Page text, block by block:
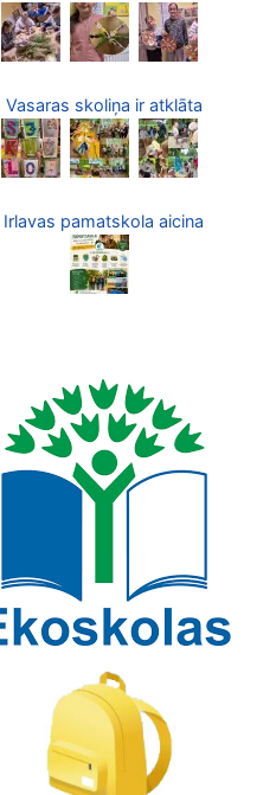
Vasaras skoliņa ir atklāta
Irlavas pamatskola aicina